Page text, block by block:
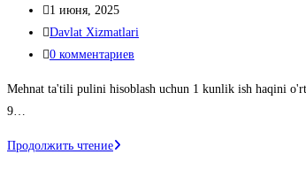
записи:
Запись
опубликована:
1 июня, 2025
Рубрика
записи:
Davlat Xizmatlari
Комментарии
записи:
0 комментариев
Mehnat ta'tili pulini hisoblash uchun 1 kunlik ish haqini
9…
Продолжить чтениеMehnat